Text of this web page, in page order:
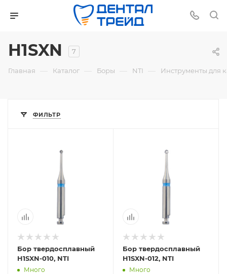
H1SXN 7
Главная — Каталог — Боры — NTI — Инструменты для
ФИЛЬТР
Бор твердосплавный
H1SXN-010, NTI
Много
Бор твердосплавный
H1SXN-012, NTI
Много